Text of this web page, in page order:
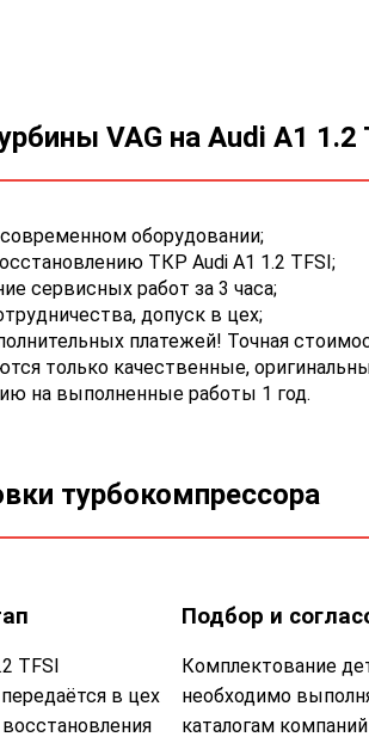
VAG на Audi A1
оборудовании;
ТКР Audi A1 1.2 TFSI;
сервисных работ за 3 часа;
допуск в цех;
платежей! Точная
только качественные,
на выполненные работы 1 год.
турбокомпрессора
TFSI
в цех
Подбор и
Комплектование
необходимо
каталогам